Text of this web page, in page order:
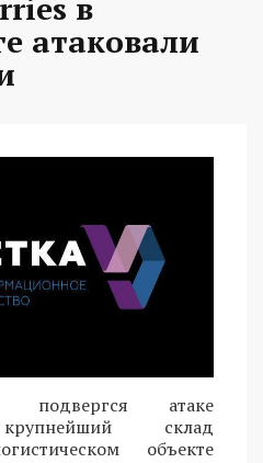
в
атаковали
подвергся атаке
склад
объекте